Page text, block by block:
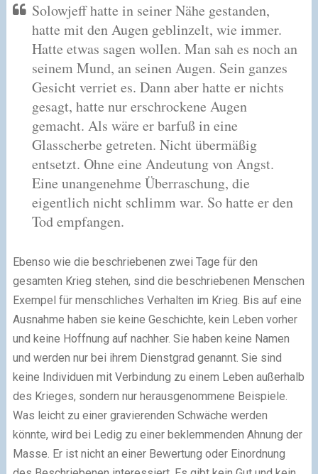
Solowjeff hatte in seiner Nähe gestanden,
hatte mit den Augen geblinzelt, wie immer.
Hatte etwas sagen wollen. Man sah es noch an
seinem Mund, an seinen Augen. Sein ganzes
Gesicht verriet es. Dann aber hatte er nichts
gesagt, hatte nur erschrockene Augen
gemacht. Als wäre er barfuß in eine
Glasscherbe getreten. Nicht übermäßig
entsetzt. Ohne eine Andeutung von Angst.
Eine unangenehme Überraschung, die
eigentlich nicht schlimm war. So hatte er den
Tod empfangen.
Ebenso wie die beschriebenen zwei Tage für den
gesamten Krieg stehen, sind die beschriebenen Menschen
Exempel für menschliches Verhalten im Krieg. Bis auf eine
Ausnahme haben sie keine Geschichte, kein Leben vorher
und keine Hoffnung auf nachher. Sie haben keine Namen
und werden nur bei ihrem Dienstgrad genannt. Sie sind
keine Individuen mit Verbindung zu einem Leben außerhalb
des Krieges, sondern nur herausgenommene Beispiele.
Was leicht zu einer gravierenden Schwäche werden
könnte, wird bei Ledig zu einer beklemmenden Ahnung der
Masse. Er ist nicht an einer Bewertung oder Einordnung